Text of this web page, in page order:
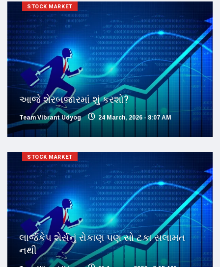
STOCK MARKET
આજે શેરબજારમાં શું કરશો?
Team Vibrant Udyog 24 March, 2026 - 8:07 AM
STOCK MARKET
લાર્જકેપ શેર્સનું રોકાણ પણ સો ટકા સલામત
નથી